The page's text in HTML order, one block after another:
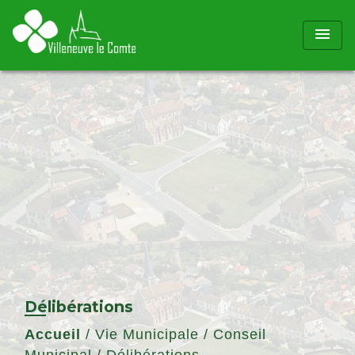
menu
Délibérations
Accueil / Vie Municipale / Conseil